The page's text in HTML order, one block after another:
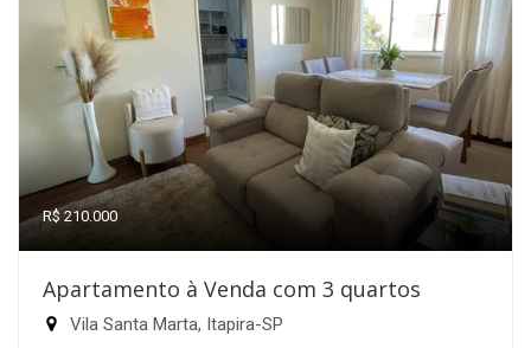
R$ 210.000
Apartamento à Venda com 3 quartos
Vila Santa Marta, Itapira-SP